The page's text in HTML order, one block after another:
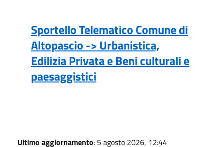
Sportello Telematico Comune di
Altopascio -> Urbanistica,
Edilizia Privata e Beni culturali e
paesaggistici
Ultimo aggiornamento: 5 agosto 2026, 12:44